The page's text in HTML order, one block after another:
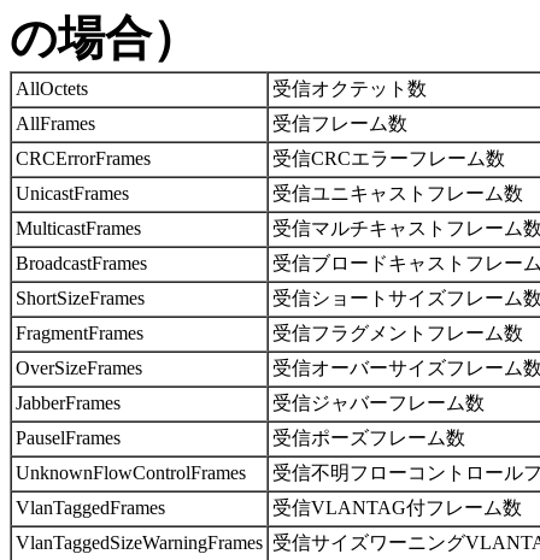
の場合）
AllOctets
受信オクテット数
AllFrames
受信フレーム数
CRCErrorFrames
受信CRCエラーフレーム数
UnicastFrames
受信ユニキャストフレーム数
MulticastFrames
受信マルチキャストフレーム
BroadcastFrames
受信ブロードキャストフレー
ShortSizeFrames
受信ショートサイズフレーム
FragmentFrames
受信フラグメントフレーム数
OverSizeFrames
受信オーバーサイズフレーム
JabberFrames
受信ジャバーフレーム数
PauselFrames
受信ポーズフレーム数
UnknownFlowControlFrames
受信不明フローコントロール
VlanTaggedFrames
受信VLANTAG付フレーム数
VlanTaggedSizeWarningFrames 受信サイズワーニング